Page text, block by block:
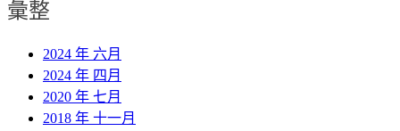
彙整
2024 年 六月
2024 年 四月
2020 年 七月
2018 年 十一月